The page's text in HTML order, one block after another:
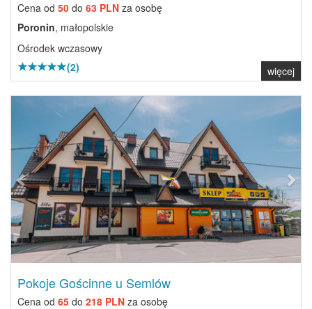
Cena od 50 do 63 PLN za osobę
Poronin, małopolskie
Ośrodek wczasowy
(2)
więcej
Previous Next
Pokoje Gościnne u Semlów
Cena od 65 do 218 PLN za osobę